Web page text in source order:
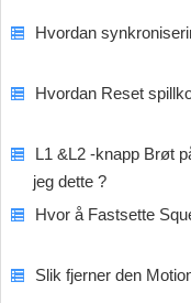
Hvordan
Hvordan Reset
L1 &L2 -knapp Brøt
jeg dette ?
Hvor å Fastsette
Slik fjerner den